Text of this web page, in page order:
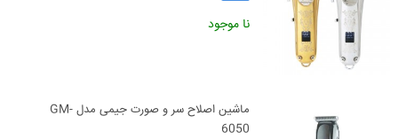
نا موجود
ماشین اصلاح سر و صورت جیمی مدل GM-
6050